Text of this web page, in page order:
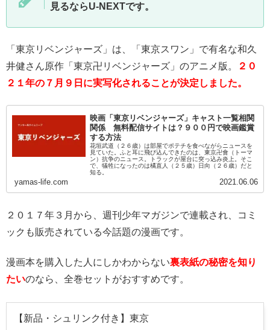
見るならU-NEXTです。
「東京リベンジャーズ」は、「東京スワン」で有名な和久
井健さん原作「東京卍リベンジャーズ」のアニメ版。
２０
２１年の７月９日に実写化されることが決定しました。
映画「東京リベンジャーズ」キャスト一覧相関
関係 無料配信サイトは？９００円で映画鑑賞
する方法
花垣武道（２６歳）は部屋でポテチを食べながらニュースを
見ていた。ふと耳に飛び込んできたのは、東京卍會（トーマ
ン）抗争のニュース。トラックが屋台に突っ込み炎上。そこ
で、犠牲になったのは橘直人（２５歳）日向（２６歳）だと
知る。
yamas-life.com 2021.06.06
２０１７年３月から、週刊少年マガジンで連載され、コミ
ックも販売されている今話題の漫画です。
漫画本を購入した人にしかわからない裏表紙の秘密を知り
たいのなら、全巻セットがおすすめです。
【新品・シュリンク付き】東京